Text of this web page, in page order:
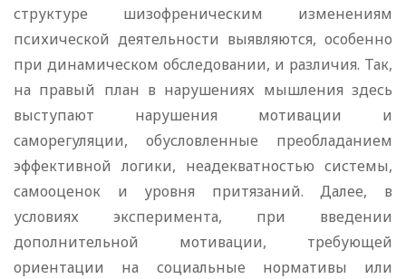
структуре шизофреническим изменениям
психической деятельности выявляются, особенно
при динамическом обследовании, и различия. Так,
на правый план в нарушениях мышления здесь
выступают нарушения мотивации и
саморегуляции, обусловленные преобладанием
эффективной логики, неадекватностью системы,
самооценок и уровня притязаний. Далее, в
условиях эксперимента, при введении
дополнительной мотивации, требующей
ориентации на социальные нормативы или